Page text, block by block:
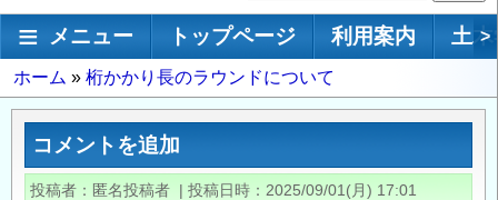
ン
移
索
メインナビゲーション
メニュー トップページ 利用案内 土 >
パ
ン
ず
ホーム 桁かかり長のラウンドについて
コメントを追加
投稿者 匿名投稿者 | 投稿日時
2025/09/01(月) 17:01